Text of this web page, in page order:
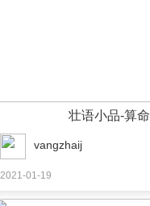
壮语小品-算命
vangzhaij
2021-01-19